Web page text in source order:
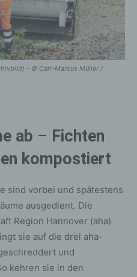
- © Carl-Marcus Müller /
ab – Fichten
kompostiert
sind vorbei und spätestens
ausgedient. Die
Region Hannover (aha)
sie auf die drei aha-
und
kehren sie in den